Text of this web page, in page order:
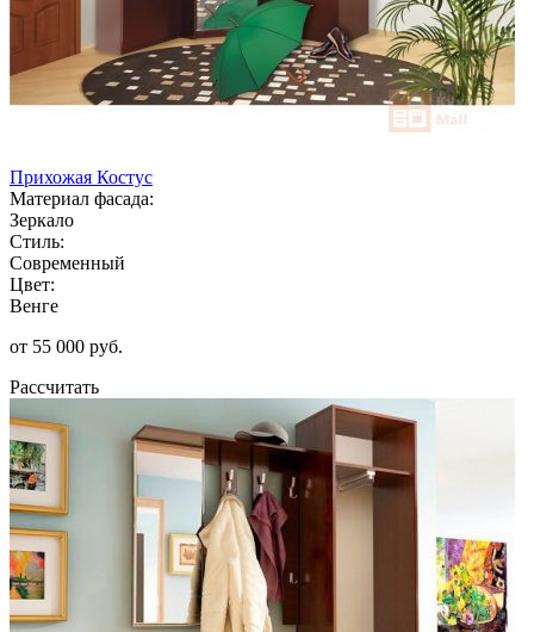
Прихожая Костус
Материал фасада:
Зеркало
Стиль:
Современный
Цвет:
Венге
от 55 000 руб.
Рассчитать